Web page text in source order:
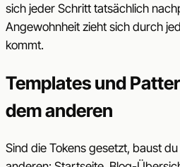
sich jeder Schritt tatsächlich
Angewohnheit zieht sich durch
kommt.
Templates und
dem anderen
Sind die Tokens gesetzt, baust